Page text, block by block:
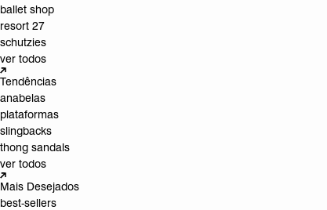
ballet shop
resort 27
schutzies
ver todos
Tendências
anabelas
plataformas
slingbacks
thong sandals
ver todos
Mais Desejados
best-sellers